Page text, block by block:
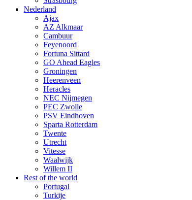
Nederland
Ajax
AZ Alkmaar
Cambuur
Feyenoord
Fortuna Sittard
GO Ahead Eagles
Groningen
Heerenveen
Heracles
NEC Nijmegen
PEC Zwolle
PSV Eindhoven
Sparta Rotterdam
Twente
Utrecht
Vitesse
Waalwijk
Willem II
Rest of the world
Portugal
Turkije